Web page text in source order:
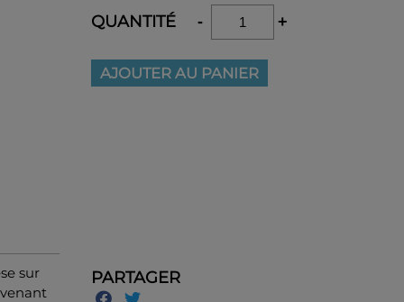
QUANTITÉ - +
AJOUTER AU PANIER
sur
PARTAGER